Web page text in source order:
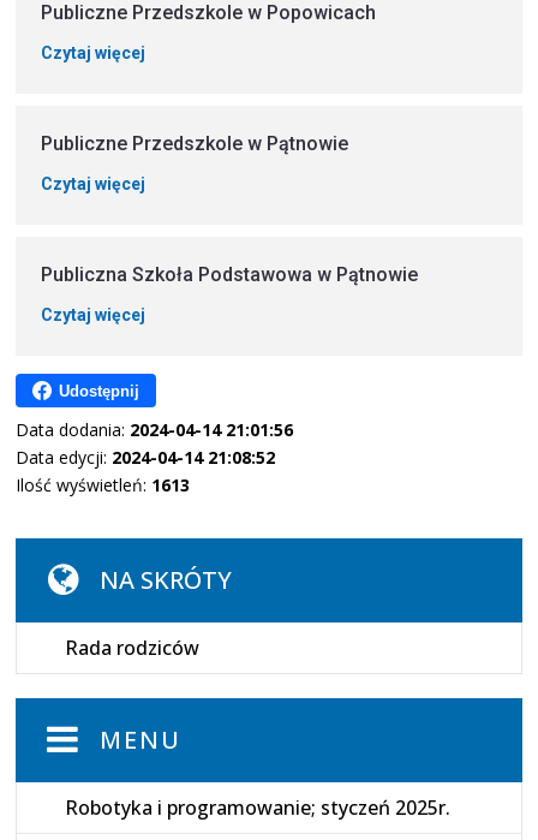
Publiczne Przedszkole w Popowicach
Czytaj więcej
Publiczne Przedszkole w Pątnowie
Czytaj więcej
Publiczna Szkoła Podstawowa w Pątnowie
Czytaj więcej
Udostępnij
Data dodania: 2024-04-14 21:01:56
Data edycji: 2024-04-14 21:08:52
Ilość wyświetleń: 1613
NA SKRÓTY
Rada rodziców
MENU
Robotyka i programowanie; styczeń 2025r.